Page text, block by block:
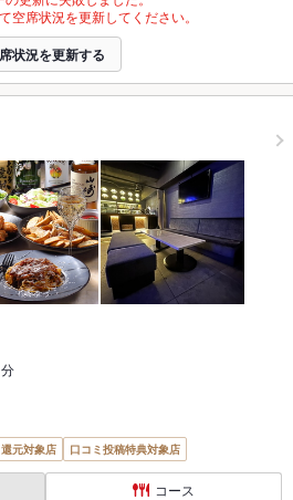
空席状況を更新してください。
状況を更新する
元対象店 口コミ投稿特典対象店
コース